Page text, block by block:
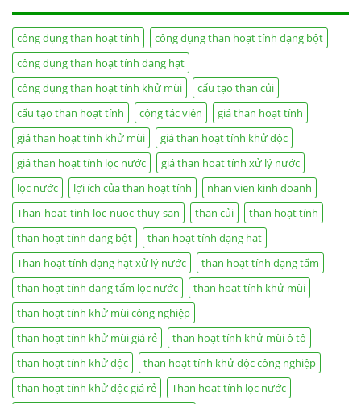
công dụng than hoạt tính
công dụng than hoạt tính dạng bột
công dụng than hoạt tính dạng hạt
công dụng than hoạt tính khử mùi
cấu tạo than củi
cấu tạo than hoạt tính
cộng tác viên
giá than hoạt tính
giá than hoạt tính khử mùi
giá than hoạt tính khử độc
giá than hoạt tính lọc nước
giá than hoạt tính xử lý nước
lọc nước
lợi ích của than hoạt tính
nhan vien kinh doanh
Than-hoat-tinh-loc-nuoc-thuy-san
than củi
than hoạt tính
than hoạt tính dạng bột
than hoạt tính dạng hạt
Than hoạt tính dạng hạt xử lý nước
than hoạt tính dạng tấm
than hoạt tính dạng tấm lọc nước
than hoạt tính khử mùi
than hoạt tính khử mùi công nghiệp
than hoạt tính khử mùi giá rẻ
than hoạt tính khử mùi ô tô
than hoạt tính khử độc
than hoạt tính khử độc công nghiệp
than hoạt tính khử độc giá rẻ
Than hoạt tính lọc nước